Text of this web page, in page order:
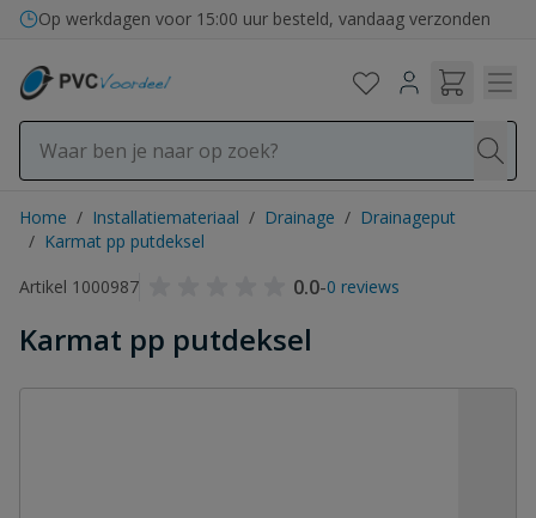
Ga naar de inhoud
Op werkdagen voor 15:00 uur besteld, vandaag verzonden
Home / Installatiemateriaal / Drainage / Drainageput
/ Karmat pp putdeksel
Artikel 1000987
0.0-0 reviews
Karmat pp putdeksel